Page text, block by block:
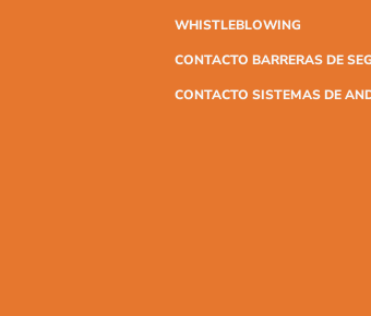
WHISTLEBLOWING
CONTACTO BARRERAS DE
CONTACTO SISTEMAS DE